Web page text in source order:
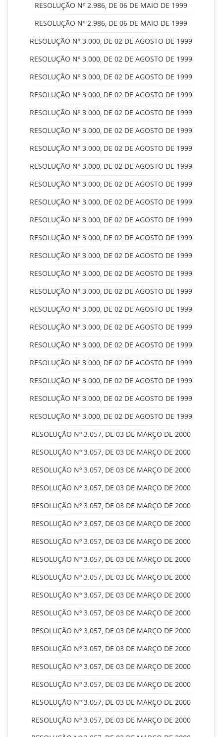
RESOLUÇÃO Nº 2.986, DE 06 DE MAIO DE 1999
RESOLUÇÃO Nº 2.986, DE 06 DE MAIO DE 1999
RESOLUÇÃO Nº 3.000, DE 02 DE AGOSTO DE 1999
RESOLUÇÃO Nº 3.000, DE 02 DE AGOSTO DE 1999
RESOLUÇÃO Nº 3.000, DE 02 DE AGOSTO DE 1999
RESOLUÇÃO Nº 3.000, DE 02 DE AGOSTO DE 1999
RESOLUÇÃO Nº 3.000, DE 02 DE AGOSTO DE 1999
RESOLUÇÃO Nº 3.000, DE 02 DE AGOSTO DE 1999
RESOLUÇÃO Nº 3.000, DE 02 DE AGOSTO DE 1999
RESOLUÇÃO Nº 3.000, DE 02 DE AGOSTO DE 1999
RESOLUÇÃO Nº 3.000, DE 02 DE AGOSTO DE 1999
RESOLUÇÃO Nº 3.000, DE 02 DE AGOSTO DE 1999
RESOLUÇÃO Nº 3.000, DE 02 DE AGOSTO DE 1999
RESOLUÇÃO Nº 3.000, DE 02 DE AGOSTO DE 1999
RESOLUÇÃO Nº 3.000, DE 02 DE AGOSTO DE 1999
RESOLUÇÃO Nº 3.000, DE 02 DE AGOSTO DE 1999
RESOLUÇÃO Nº 3.000, DE 02 DE AGOSTO DE 1999
RESOLUÇÃO Nº 3.000, DE 02 DE AGOSTO DE 1999
RESOLUÇÃO Nº 3.000, DE 02 DE AGOSTO DE 1999
RESOLUÇÃO Nº 3.000, DE 02 DE AGOSTO DE 1999
RESOLUÇÃO Nº 3.000, DE 02 DE AGOSTO DE 1999
RESOLUÇÃO Nº 3.000, DE 02 DE AGOSTO DE 1999
RESOLUÇÃO Nº 3.000, DE 02 DE AGOSTO DE 1999
RESOLUÇÃO Nº 3.000, DE 02 DE AGOSTO DE 1999
RESOLUÇÃO Nº 3.057, DE 03 DE MARÇO DE 2000
RESOLUÇÃO Nº 3.057, DE 03 DE MARÇO DE 2000
RESOLUÇÃO Nº 3.057, DE 03 DE MARÇO DE 2000
RESOLUÇÃO Nº 3.057, DE 03 DE MARÇO DE 2000
RESOLUÇÃO Nº 3.057, DE 03 DE MARÇO DE 2000
RESOLUÇÃO Nº 3.057, DE 03 DE MARÇO DE 2000
RESOLUÇÃO Nº 3.057, DE 03 DE MARÇO DE 2000
RESOLUÇÃO Nº 3.057, DE 03 DE MARÇO DE 2000
RESOLUÇÃO Nº 3.057, DE 03 DE MARÇO DE 2000
RESOLUÇÃO Nº 3.057, DE 03 DE MARÇO DE 2000
RESOLUÇÃO Nº 3.057, DE 03 DE MARÇO DE 2000
RESOLUÇÃO Nº 3.057, DE 03 DE MARÇO DE 2000
RESOLUÇÃO Nº 3.057, DE 03 DE MARÇO DE 2000
RESOLUÇÃO Nº 3.057, DE 03 DE MARÇO DE 2000
RESOLUÇÃO Nº 3.057, DE 03 DE MARÇO DE 2000
RESOLUÇÃO Nº 3.057, DE 03 DE MARÇO DE 2000
RESOLUÇÃO Nº 3.057, DE 03 DE MARÇO DE 2000